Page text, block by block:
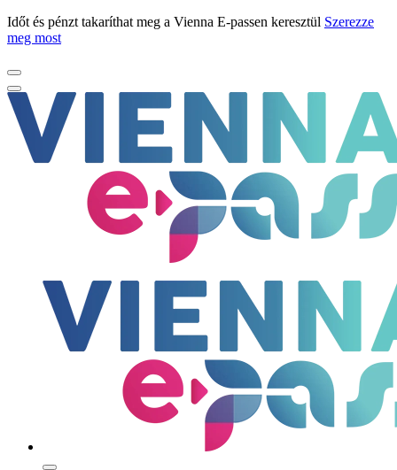
Időt és pénzt takaríthat meg a Vienna E-passen keresztül Szerezze
meg most